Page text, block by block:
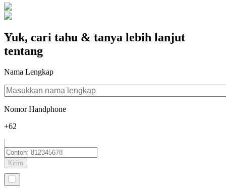
Yuk, cari tahu & tanya lebih lanjut
tentang
Nama Lengkap
Nomor Handphone
+62
Kirim